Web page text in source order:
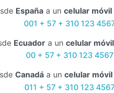
España a un celular móvil
001 + 57 + 310 123
Ecuador a un celular móvil
00 + 57 + 310 123 4567
Canadá a un celular móvil
011 + 57 + 310 123